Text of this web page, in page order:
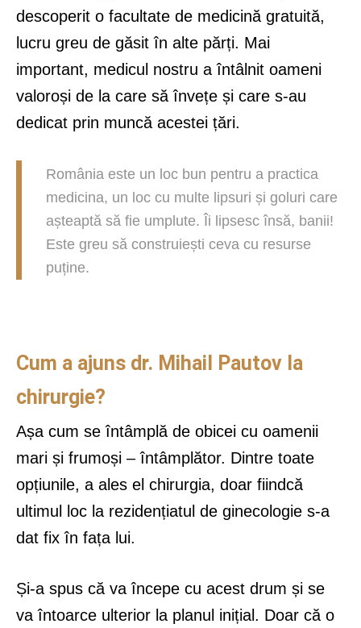
descoperit o facultate de medicină gratuită,
lucru greu de găsit în alte părți. Mai
important, medicul nostru a întâlnit oameni
valoroși de la care să învețe și care s-au
dedicat prin muncă acestei țări.
România este un loc bun pentru a practica
medicina, un loc cu multe lipsuri și goluri care
așteaptă să fie umplute. Îi lipsesc însă, banii!
Este greu să construiești ceva cu resurse
puține.
Cum a ajuns dr. Mihail Pautov la
chirurgie?
Așa cum se întâmplă de obicei cu oamenii
mari și frumoși – întâmplător. Dintre toate
opțiunile, a ales el chirurgia, doar fiindcă
ultimul loc la rezidențiatul de ginecologie s-a
dat fix în fața lui.
Și-a spus că va începe cu acest drum și se
va întoarce ulterior la planul inițial. Doar că o